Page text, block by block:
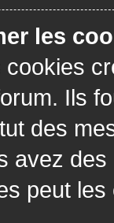
les
Ils
des
avez
peut les